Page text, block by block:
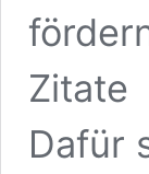
Zitate
Dafür